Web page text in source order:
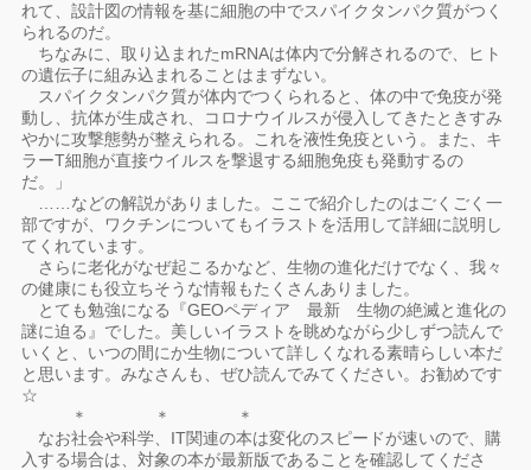
れて、設計図の情報を基に細胞の中でスパイクタンパク質がつく
られるのだ。
ちなみに、取り込まれたmRNAは体内で分解されるので、ヒト
の遺伝子に組み込まれることはまずない。
スパイクタンパク質が体内でつくられると、体の中で免疫が発
動し、抗体が生成され、コロナウイルスが侵入してきたときすみ
やかに攻撃態勢が整えられる。これを液性免疫という。また、キ
ラーT細胞が直接ウイルスを撃退する細胞免疫も発動するの
だ。」
……などの解説がありました。ここで紹介したのはごくごく一
部ですが、ワクチンについてもイラストを活用して詳細に説明し
てくれています。
さらに老化がなぜ起こるかなど、生物の進化だけでなく、我々
の健康にも役立ちそうな情報もたくさんありました。
とても勉強になる『GEOペディア 最新 生物の絶滅と進化の
謎に迫る』でした。美しいイラストを眺めながら少しずつ読んで
いくと、いつの間にか生物について詳しくなれる素晴らしい本だ
と思います。みなさんも、ぜひ読んでみてください。お勧めです
☆
＊ ＊ ＊
なお社会や科学、IT関連の本は変化のスピードが速いので、購
入する場合は、対象の本が最新版であることを確認してくださ